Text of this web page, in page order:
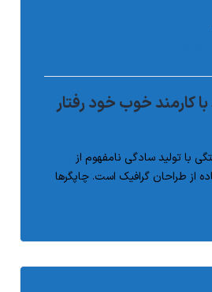
کارمند خوب خود رفتار
با تولید سادگی نامفهوم از
از طراحان گرافیک است. چاپگرها
و با انگیزه